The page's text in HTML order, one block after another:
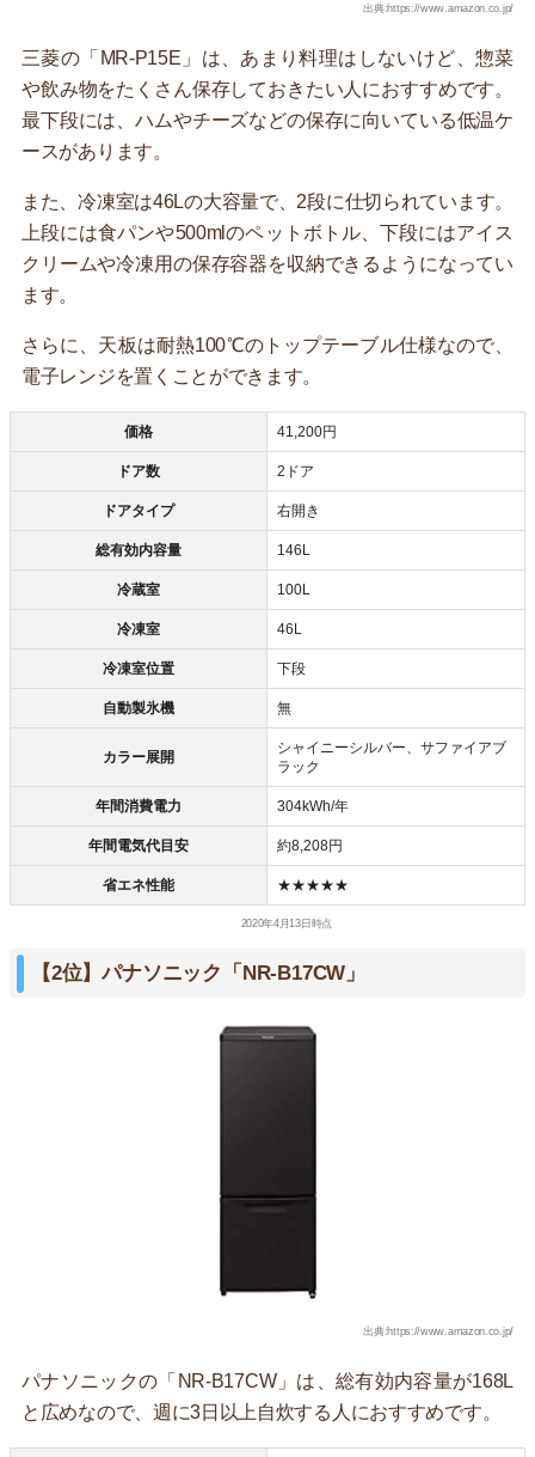
出典:https://www.amazon.co.jp/
三菱の「MR-P15E」は、あまり料理はしないけど、惣菜
や飲み物をたくさん保存しておきたい人におすすめです。
最下段には、ハムやチーズなどの保存に向いている低温ケ
ースがあります。
また、冷凍室は46Lの大容量で、2段に仕切られています。
上段には食パンや500mlのペットボトル、下段にはアイス
クリームや冷凍用の保存容器を収納できるようになってい
ます。
さらに、天板は耐熱100℃のトップテーブル仕様なので、
電子レンジを置くことができます。
価格 41,200円
ドア数 2ドア
ドアタイプ 右開き
総有効内容量 146L
冷蔵室 100L
冷凍室 46L
冷凍室位置 下段
自動製氷機 無
カラー展開
シャイニーシルバー、サファイアブ
ラック
年間消費電力 304kWh/年
年間電気代目安 約8,208円
省エネ性能 ★★★★★
2020年4月13日時点
【2位】パナソニック「NR-B17CW」
出典:https://www.amazon.co.jp/
パナソニックの「NR-B17CW」は、総有効内容量が168L
と広めなので、週に3日以上自炊する人におすすめです。